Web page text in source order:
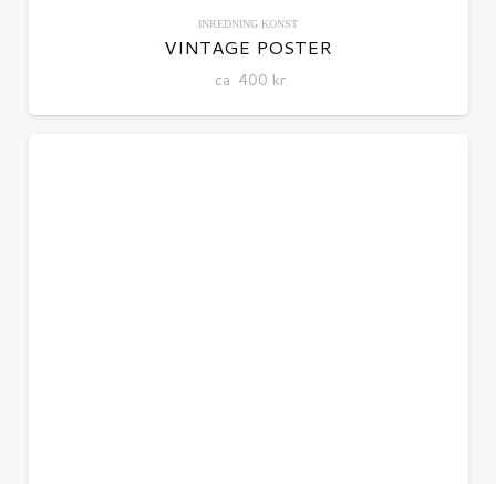
INREDNING KONST
VINTAGE POSTER
ca 400 kr